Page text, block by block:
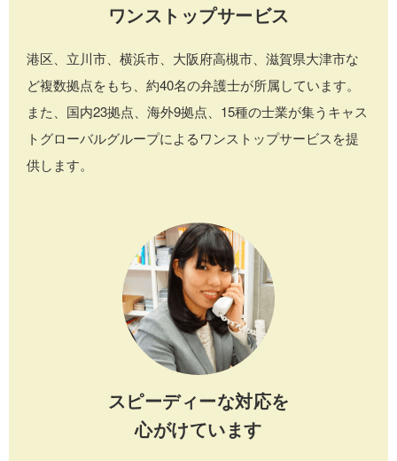
ワンストップサービス
港区、立川市、横浜市、大阪府高槻市、滋賀県大津市な
ど複数拠点をもち、約40名の弁護士が所属しています。
また、国内23拠点、海外9拠点、15種の士業が集うキャス
トグローバルグループによるワンストップサービスを提
供します。
スピーディーな対応を
心がけています